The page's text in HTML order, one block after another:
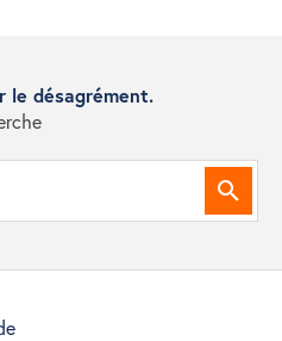
le désagrément.